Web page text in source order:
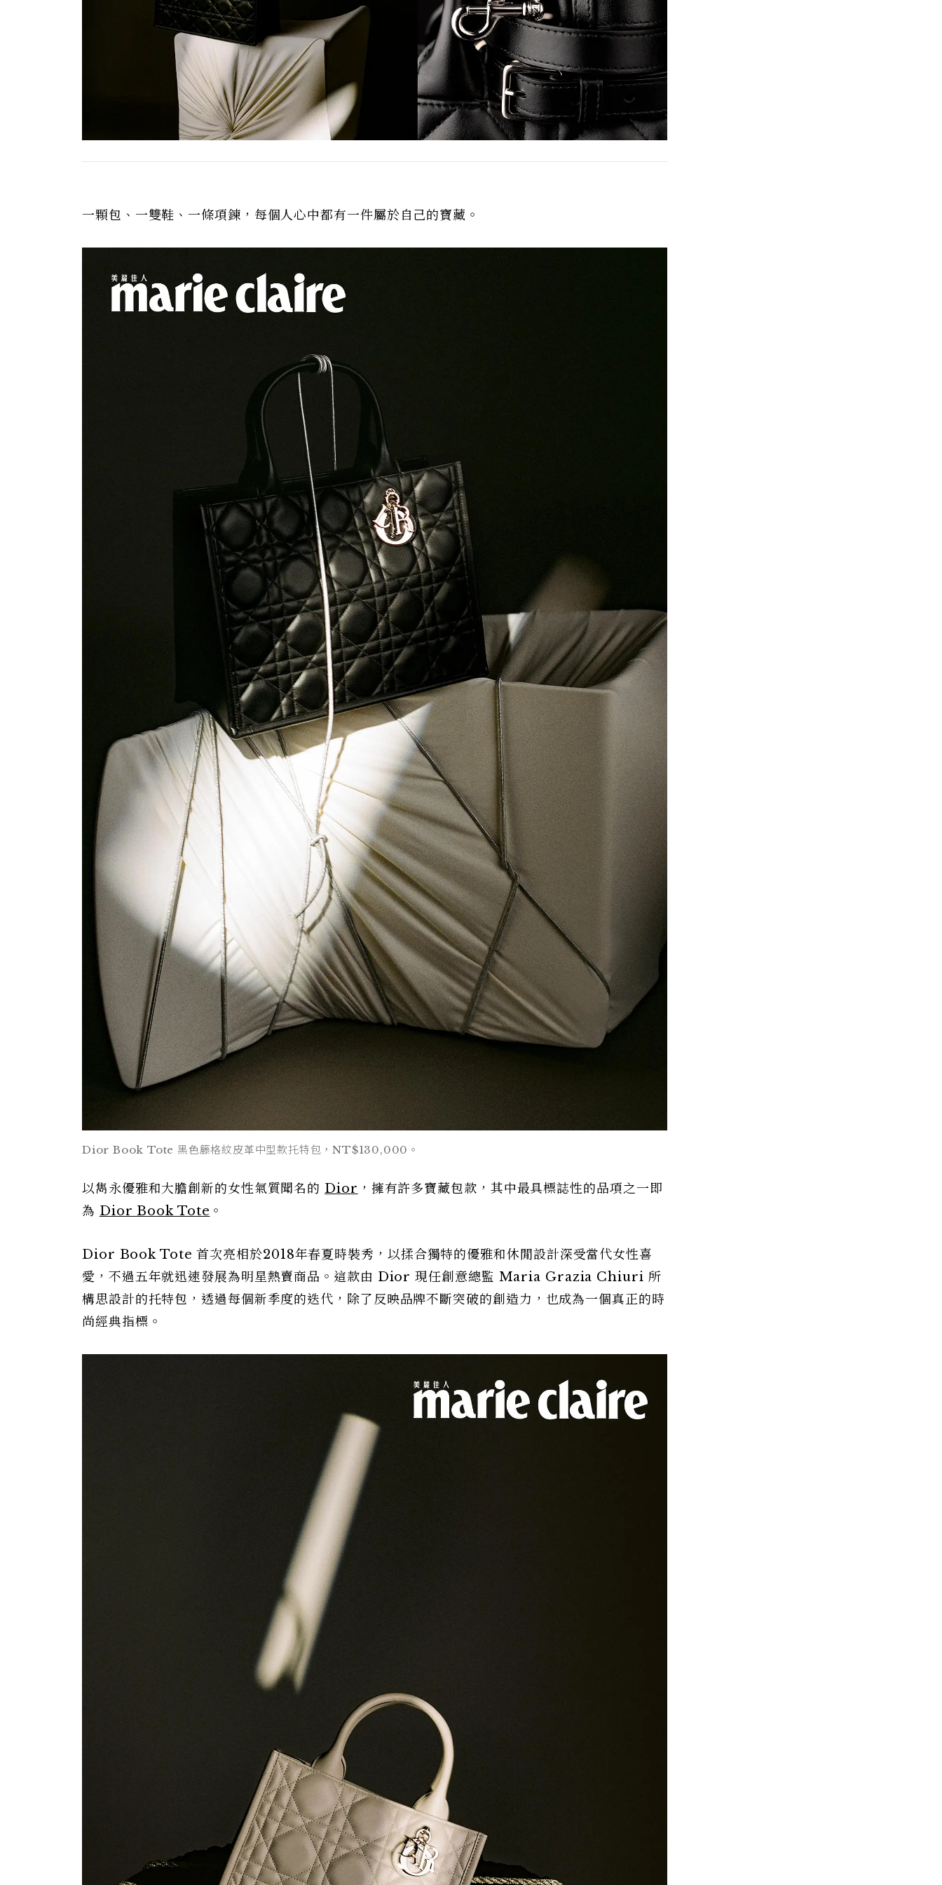
一顆包、一雙鞋、一條項鍊，每個人心中都有一件屬於自己的寶藏。
Dior Book Tote 黑色籐格紋皮革中型款托特包，NT$130,000。
以雋永優雅和大膽創新的女性氣質聞名的Dior ，擁有許多寶藏包款，其中最具標誌性的品項之一即
為 Dior Book Tote 。
Dior Book Tote 首次亮相於2018年春夏時裝秀，以揉合獨特的優雅和休閒設計深受當代女性喜
愛，不過五年就迅速發展為明星熱賣商品。這款由 Dior 現任創意總監 Maria Grazia Chiuri 所
構思設計的托特包，透過每個新季度的迭代，除了反映品牌不斷突破的創造力，也成為一個真正的時
尚經典指標。